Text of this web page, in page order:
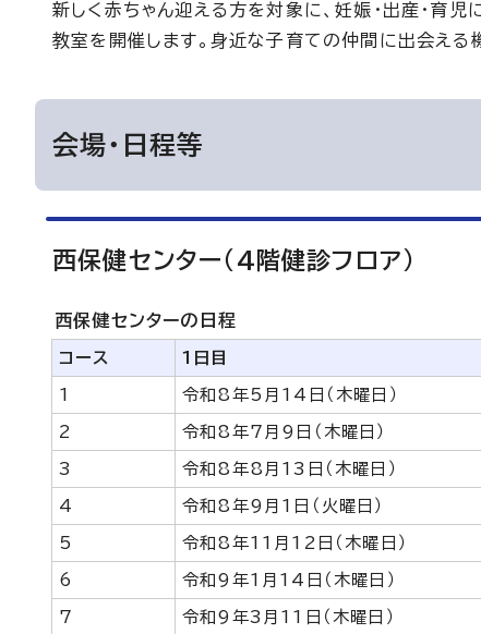
新しく赤ちゃん迎える方を対象に、妊娠・出産・育
教室を開催します。身近な子育ての仲間に出会える
会場・日程等
西保健センター（4階健診フロア）
西保健センターの日程
コース 1日目
1 令和8年5月14日（木曜日）
2 令和8年7月9日（木曜日）
3 令和8年8月13日（木曜日）
4 令和8年9月1日（火曜日）
5 令和8年11月12日（木曜日）
6 令和9年1月14日（木曜日）
7 令和9年3月11日（木曜日）